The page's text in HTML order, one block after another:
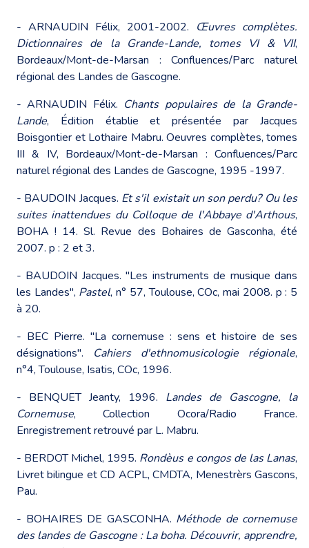
- ARNAUDIN Félix, 2001-2002. Œuvres complètes.
Dictionnaires de la Grande-Lande, tomes VI & VII,
Bordeaux/Mont-de-Marsan : Confluences/Parc naturel
régional des Landes de Gascogne.
- ARNAUDIN Félix. Chants populaires de la Grande-
Lande, Édition établie et présentée par Jacques
Boisgontier et Lothaire Mabru. Oeuvres complètes, tomes
III & IV, Bordeaux/Mont-de-Marsan : Confluences/Parc
naturel régional des Landes de Gascogne, 1995 -1997.
- BAUDOIN Jacques. Et s'il existait un son perdu? Ou les
suites inattendues du Colloque de l'Abbaye d'Arthous,
BOHA ! 14. Sl. Revue des Bohaires de Gasconha, été
2007. p : 2 et 3.
- BAUDOIN Jacques. "Les instruments de musique dans
les Landes", Pastel, n° 57, Toulouse, COc, mai 2008. p : 5
à 20.
- BEC Pierre. "La cornemuse : sens et histoire de ses
désignations". Cahiers d'ethnomusicologie régionale,
n°4, Toulouse, Isatis, COc, 1996.
- BENQUET Jeanty, 1996. Landes de Gascogne, la
Cornemuse, Collection Ocora/Radio France.
Enregistrement retrouvé par L. Mabru.
- BERDOT Michel, 1995. Rondèus e congos de las Lanas,
Livret bilingue et CD ACPL, CMDTA, Menestrèrs Gascons,
Pau.
- BOHAIRES DE GASCONHA. Méthode de cornemuse
des landes de Gascogne : La boha. Découvrir, apprendre,